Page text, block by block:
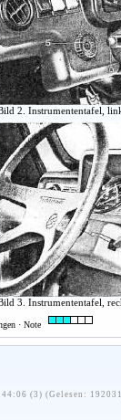
2. Instrumententafel,
3. Instrumententafel,
· Note
(3) (Gelesen: